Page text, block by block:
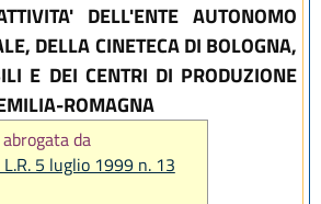
DELL'ENTE AUTONOMO
DELLA CINETECA DI BOLOGNA,
E DEI CENTRI DI PRODUZIONE
ROMAGNA
da
5 luglio 1999 n. 13